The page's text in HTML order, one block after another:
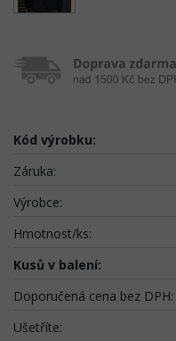
Kód výrobku:
Záruka:
Výrobce:
Hmotnost/ks:
Kusů v balení:
Doporučená cena bez DPH:
Ušetříte: